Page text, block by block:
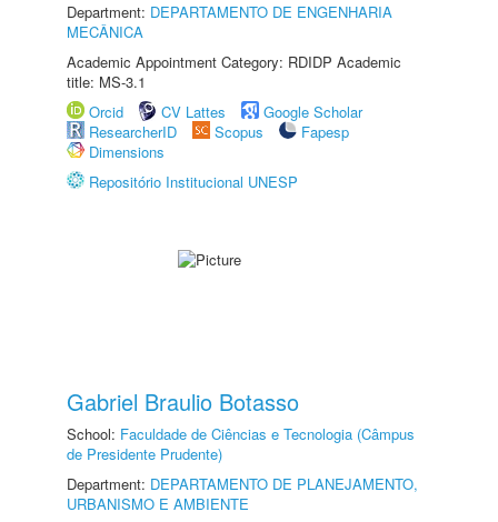
Department: DEPARTAMENTO DE ENGENHARIA
MECÂNICA
Academic Appointment Category: RDIDP Academic
title: MS-3.1
Orcid
CV Lattes
Google Scholar
ResearcherID
Scopus
Fapesp
Dimensions
Repositório Institucional UNESP
Gabriel Braulio Botasso
School: Faculdade de Ciências e Tecnologia (Câmpus
de Presidente Prudente)
Department: DEPARTAMENTO DE PLANEJAMENTO,
URBANISMO E AMBIENTE